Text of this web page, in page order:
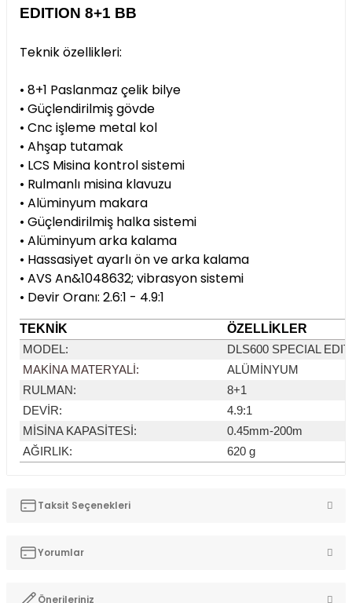
EDITION 8+1 BB
Teknik özellikleri:
• 8+1 Paslanmaz çelik bilye
• Güçlendirilmiş gövde
• Cnc işleme metal kol
• Ahşap tutamak
• LCS Misina kontrol sistemi
• Rulmanlı misina klavuzu
• Alüminyum makara
• Güçlendirilmiş halka sistemi
• Alüminyum arka kalama
• Hassasiyet ayarlı ön ve arka kalama
• AVS An&1048632; vibrasyon sistemi
• Devir Oranı: 2.6:1 - 4.9:1
TEKNİK ÖZELLİKLER
MODEL:
DLS600 SPECIAL
MAKİNA MATERYALİ :
ALÜMİNYUM
RULMAN:
8+1
DEVİR:
4.9:1
MİSİNA KAPASİTESİ :
0.45mm-200m
AĞIRLIK: 620 g
Taksit Seçenekleri
Yorumlar
Önerileriniz